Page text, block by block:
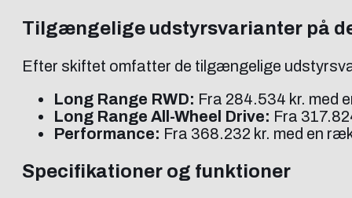
Tilgængelige udstyrsvarianter på
Efter skiftet omfatter de tilgængelige
Long Range RWD: Fra 284.534 kr. med
Long Range All-Wheel Drive: Fra
Performance: Fra 368.232 kr. med en
Specifikationer og funktioner